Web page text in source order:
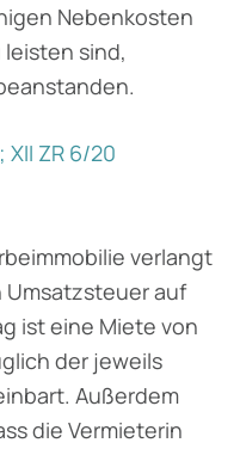
Nebenkosten
sind,
ZR 6/20
verlangt
Umsatzsteuer auf
ist eine Miete von
der jeweils
Außerdem
die Ver­mieterin